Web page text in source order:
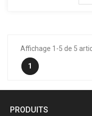
Affichage 1-5 de 5
1
PRODUITS